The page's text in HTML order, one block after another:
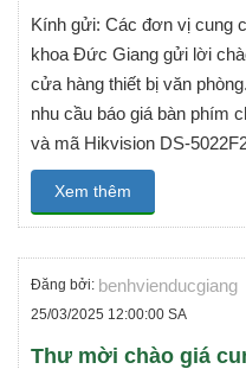
Kính gửi: Các đơn vị cung
khoa Đức Giang gửi lời
cửa hàng thiết bị văn
nhu cầu báo giá bàn phím
và mã Hikvision DS-
Xem thêm
Đăng bởi: benhvienducgiang
25/03/2025 12:00:00 SA
Thư mời chào giá